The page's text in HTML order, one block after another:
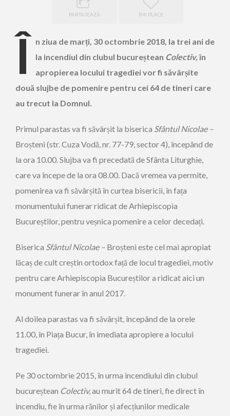
PARTAJEAZĂ ÎMI PLACE
Î n ziua de marți, 30 octombrie 2018, la trei ani de
la incendiul din clubul bucureștean Colectiv,în
apropierea locului tragediei vor fi săvârșite
două slujbe de pomenire pentru cei 64 de tineri care
au trecut la Domnul.
Primul parastas va fi săvârșit la biserica Sfântul Nicolae –
Broșteni (str. Cuza Vodă, nr. 77-79, sector 4), începând de
la ora 10.00. Slujba va fi precedată de Sfânta Liturghie,
care va începe de la ora 08.00. Dacă vremea va permite,
pomenirea va fi săvârșită în curtea bisericii, în fața
monumentului funerar ridicat de Arhiepiscopia
Bucureștilor, pentru veșnica pomenire a celor decedați.
Biserica Sfântul Nicolae – Broșteni este cel mai apropiat
lăcaș de cult creștin ortodox față de locul tragediei, motiv
pentru care Arhiepiscopia Bucureștilor a ridicat aici un
monument funerar în anul 2017.
Al doilea parastas va fi săvârșit, începând de la orele
11.00, în Piața Bucur, în imediata apropiere a locului
tragediei.
Pe 30 octombrie 2015, în urma incendiului din clubul
bucureștean Colectiv,au murit 64 de tineri, fie direct în
incendiu, fie în urma rănilor și afecțiunilor medicale